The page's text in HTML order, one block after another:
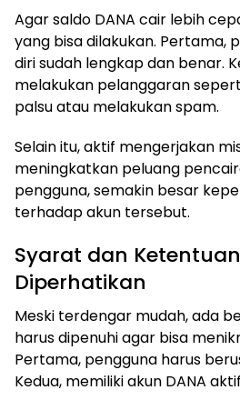
Agar saldo DANA cair lebih
yang bisa dilakukan. Pertama,
diri sudah lengkap dan benar.
melakukan pelanggaran
palsu atau melakukan spam.
Selain itu, aktif mengerjakan
meningkatkan peluang
pengguna, semakin besar
terhadap akun tersebut.
Syarat dan
Diperhatikan
Meski terdengar mudah, ada
harus dipenuhi agar bisa
Pertama, pengguna harus
Kedua, memiliki akun DANA